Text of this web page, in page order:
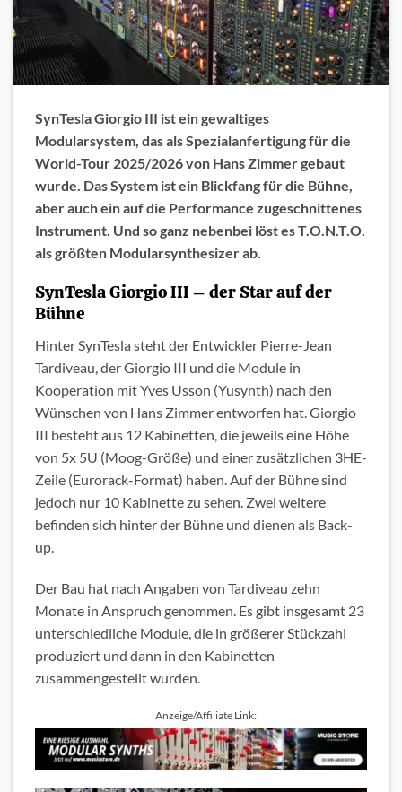
SynTesla Giorgio III ist ein gewaltiges
Modularsystem, das als Spezialanfertigung für die
World-Tour 2025/2026 von Hans Zimmer gebaut
wurde. Das System ist ein Blickfang für die Bühne,
aber auch ein auf die Performance zugeschnittenes
Instrument. Und so ganz nebenbei löst es T.O.N.T.O.
als größten Modularsynthesizer ab.
SynTesla Giorgio III – der Star auf der
Bühne
Hinter SynTesla steht der Entwickler Pierre-Jean
Tardiveau, der Giorgio III und die Module in
Kooperation mit Yves Usson (Yusynth) nach den
Wünschen von Hans Zimmer entworfen hat. Giorgio
III besteht aus 12 Kabinetten, die jeweils eine Höhe
von 5x 5U (Moog-Größe) und einer zusätzlichen 3HE-
Zeile (Eurorack-Format) haben. Auf der Bühne sind
jedoch nur 10 Kabinette zu sehen. Zwei weitere
befinden sich hinter der Bühne und dienen als Back-
up.
Der Bau hat nach Angaben von Tardiveau zehn
Monate in Anspruch genommen. Es gibt insgesamt 23
unterschiedliche Module, die in größerer Stückzahl
produziert und dann in den Kabinetten
zusammengestellt wurden.
Anzeige/Affiliate Link: